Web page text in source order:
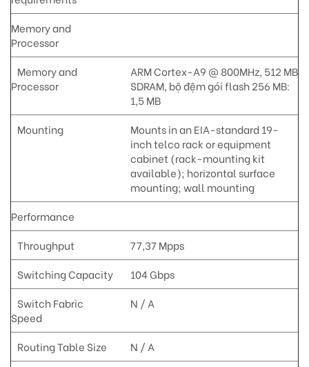
Memory and
Processor
Memory and
Processor
ARM Cortex-A9 @ 800MHz, 512 MB
SDRAM, bộ đệm gói flash 256 MB:
1,5 MB
Mounting
Mounts in an EIA-standard 19-
inch telco rack or equipment
cabinet (rack-mounting kit
available); horizontal surface
mounting; wall mounting
Performance
Throughput
77,37 Mpps
Switching Capacity
104 Gbps
Switch Fabric
Speed
N / A
Routing Table Size
N / A